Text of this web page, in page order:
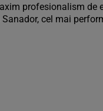
profesionalism de
cel mai